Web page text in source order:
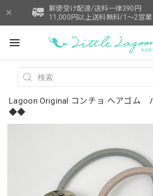
郵便受け配達/送料一律390円
11,000円以上送料無料/1～2営
Lagoon Original コンチョ ヘアゴム
◆◆